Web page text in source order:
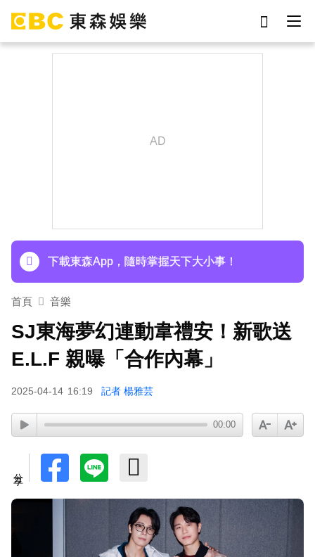
下載東森App，隨時掌握天下大小事！
首頁 音樂
SJ東海夢幻連動韋禮安！新歌送
E.L.F 親曝「合作內幕」
2025-04-14 16:19 記者 楊雅芸
00:00